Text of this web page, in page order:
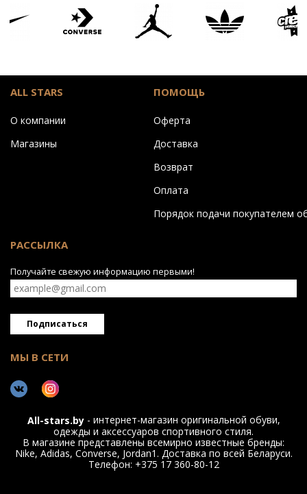
ALL STARS
О компании
Магазины
ПОМОЩЬ
Оферта
Доставка
Возврат
Оплата
Порядок подачи покупателем
РАССЫЛКА
Получайте свежую информацию первыми!
Подписаться
МЫ В СЕТИ
All-stars.by- интернет-магазин оригинальной обуви,
одежды и аксессуаров спортивного стиля.
В магазине представлены всемирно известные бренды:
Nike, Adidas, Converse, Jordan1. Доставка по всей Беларуси.
Телефон: +375 17 360-80-12